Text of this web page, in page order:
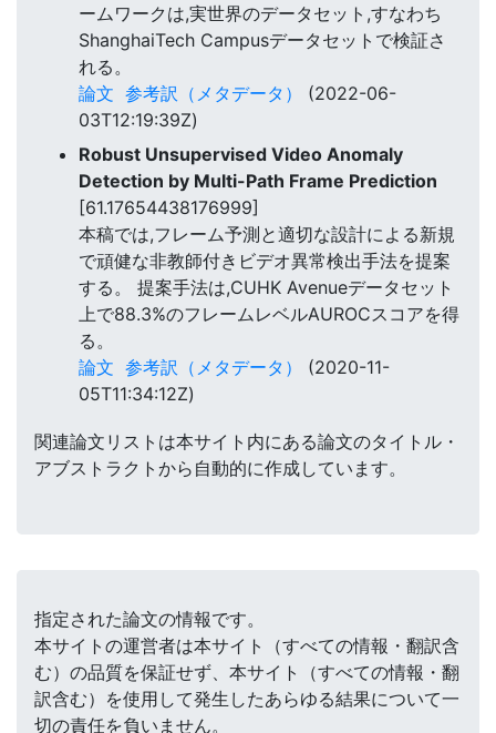
ームワークは,実世界のデータセット,すなわち
ShanghaiTech Campusデータセットで検証さ
れる。
論文 参考訳（メタデータ）
(2022-06-
03T12:19:39Z)
Robust Unsupervised Video Anomaly
Detection by Multi-Path Frame Prediction
[61.17654438176999]
本稿では,フレーム予測と適切な設計による新規
で頑健な非教師付きビデオ異常検出手法を提案
する。 提案手法は,CUHK Avenueデータセット
上で88.3%のフレームレベルAUROCスコアを得
る。
論文 参考訳（メタデータ）
(2020-11-
05T11:34:12Z)
関連論文リストは本サイト内にある論文のタイトル・
アブストラクトから自動的に作成しています。
指定された論文の情報です。
本サイトの運営者は本サイト（すべての情報・翻訳含
む）の品質を保証せず、本サイト（すべての情報・翻
訳含む）を使用して発生したあらゆる結果について一
切の責任を負いません。